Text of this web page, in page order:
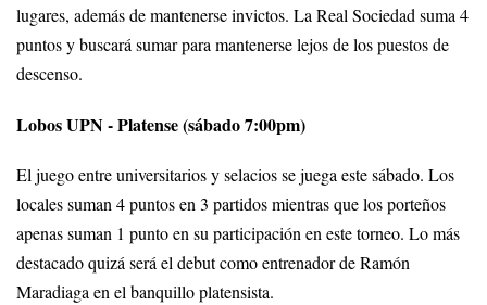
lugares, además de mantenerse invictos. La Real Sociedad suma 4
puntos y buscará sumar para mantenerse lejos de los puestos de
descenso.
Lobos UPN - Platense (sábado 7:00pm)
El juego entre universitarios y selacios se juega este sábado. Los
locales suman 4 puntos en 3 partidos mientras que los porteños
apenas suman 1 punto en su participación en este torneo. Lo más
destacado quizá será el debut como entrenador de Ramón
Maradiaga en el banquillo platensista.